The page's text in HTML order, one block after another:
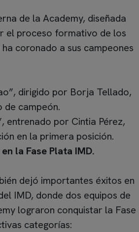
de la Academy, diseñada
el proceso formativo de los
coronado a sus campeones
dirigido por Borja Tellado,
de campeón.
entrenado por Cintia Pérez,
en la primera posición.
la Fase Plata IMD.
dejó importantes éxitos en
IMD, donde dos equipos de
lograron conquistar la Fase
categorías: